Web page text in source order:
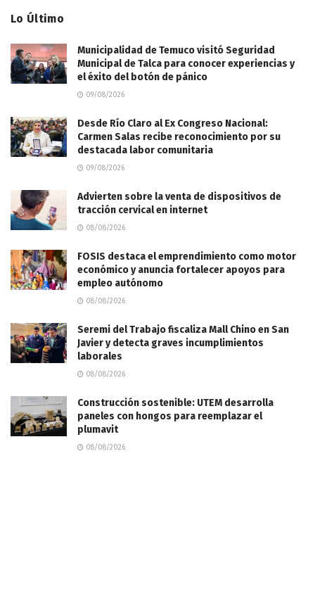
Lo Último
Municipalidad de Temuco visitó Seguridad
Municipal de Talca para conocer experiencias y
el éxito del botón de pánico
09/08/2026
Desde Río Claro al Ex Congreso Nacional:
Carmen Salas recibe reconocimiento por su
destacada labor comunitaria
09/08/2026
Advierten sobre la venta de dispositivos de
tracción cervical en internet
08/08/2026
FOSIS destaca el emprendimiento como motor
económico y anuncia fortalecer apoyos para
empleo autónomo
08/08/2026
Seremi del Trabajo fiscaliza Mall Chino en San
Javier y detecta graves incumplimientos
laborales
08/08/2026
Construcción sostenible: UTEM desarrolla
paneles con hongos para reemplazar el
plumavit
08/08/2026